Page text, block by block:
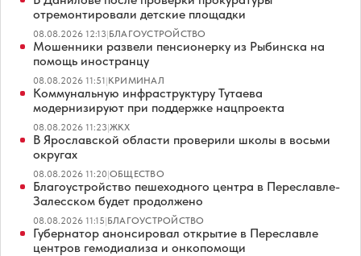
отремонтировали детские площадки
08.08.2026 12:13|БЛАГОУСТРОЙСТВО
Мошенники развели пенсионерку из Рыбинска на
помощь иностранцу
08.08.2026 11:51|КРИМИНАЛ
Коммунальную инфраструктуру Тутаева
модернизируют при поддержке нацпроекта
08.08.2026 11:23|ЖКХ
В Ярославской области проверили школы в восьми
округах
08.08.2026 11:20|ОБЩЕСТВО
Благоустройство пешеходного центра в Переславле-
Залесском будет продолжено
08.08.2026 11:15|БЛАГОУСТРОЙСТВО
Губернатор анонсировал открытие в Переславле
центров гемодиализа и онкопомощи